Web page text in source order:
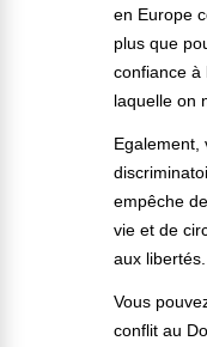
en Europe
plus que
confiance à
laquelle on
Egalement,
empêche
vie et de
aux libertés.
Vous
conflit au